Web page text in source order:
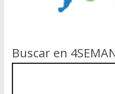
Buscar en